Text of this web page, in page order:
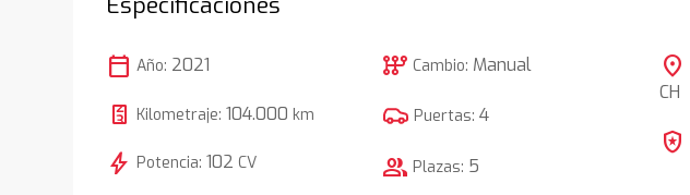
calendar_today Año: 2021
Kilometraje:104.000 km
bolt Potencia:102 CV
auto_transmission Cambio: Manual
Puertas:4
group Plazas: 5
location_on
CH
local_police